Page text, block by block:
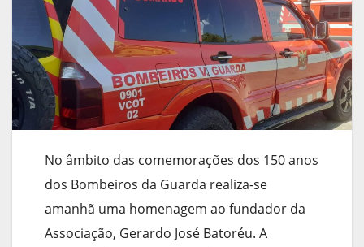
No âmbito das comemorações dos 150 anos
dos Bombeiros da Guarda realiza-se
amanhã uma homenagem ao fundador da
Associação, Gerardo José Batoréu. A